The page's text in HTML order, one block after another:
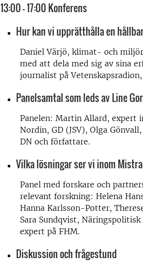
13:00 – 17:00 Konferens
Hur kan vi upprätthålla en
Daniel Värjö, klimat- och
med att dela med sig av sina
journalist på
Panelsamtal som leds av Line
Panelen: Martin Allard, expert
Nordin, GD (JSV), Olga
DN och författare.
Vilka lösningar ser vi inom
Panel med forskare och
relevant forskning: Helena
Hanna Karlsson-Potter,
Sara Sundqvist,
expert på FHM.
Diskussion och frågestund